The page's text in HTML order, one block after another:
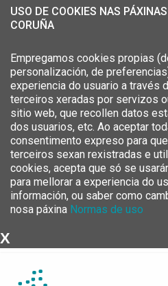
USO DE COOKIES NAS
CORUÑA
Empregamos cookies propias
personalización, de
experiencia do usuario a través
terceiros xeradas por servizos
sitio web, que recollen datos
dos usuarios, etc. Ao aceptar
consentimento expreso para
terceiros sexan rexistradas e
cookies, acepta que só se
para mellorar a experiencia do
información, ou saber como
nosa páxina Normas de uso
X